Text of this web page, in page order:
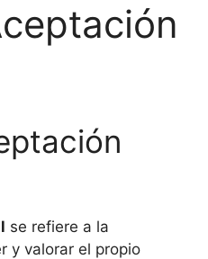
se refiere a la
y valorar el propio